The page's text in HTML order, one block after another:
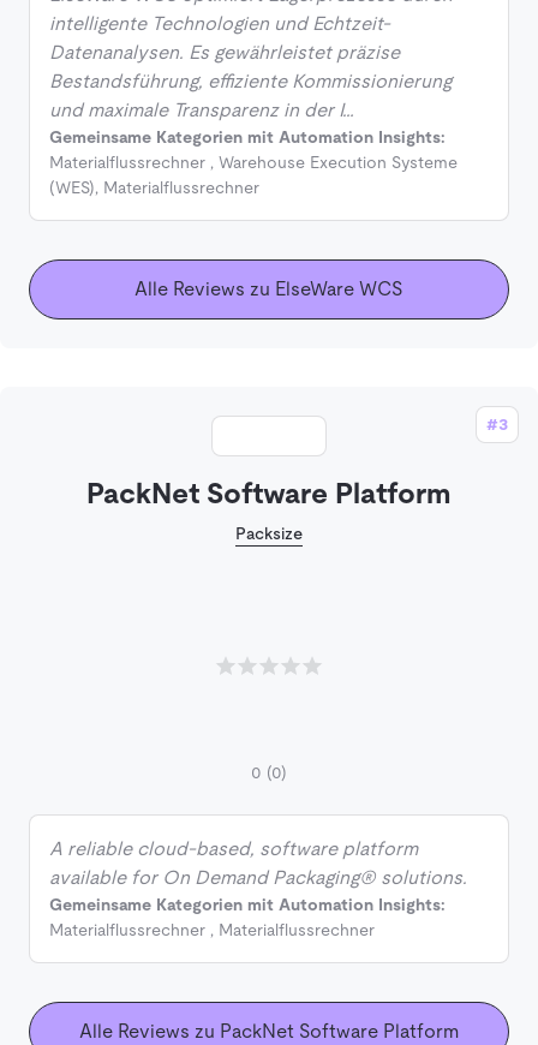
intelligente Technologien und Echtzeit-
Datenanalysen. Es gewährleistet präzise
Bestandsführung, effiziente Kommissionierung
und maximale Transparenz in der I…
Gemeinsame Kategorien mit Automation Insights:
Materialflussrechner , Warehouse Execution Systeme
(WES), Materialflussrechner
Alle Reviews zu ElseWare WCS
#3
PackNet Software Platform
Packsize
0 (0)
A reliable cloud-based, software platform
available for On Demand Packaging® solutions.
Gemeinsame Kategorien mit Automation Insights:
Materialflussrechner , Materialflussrechner
Alle Reviews zu PackNet Software Platform